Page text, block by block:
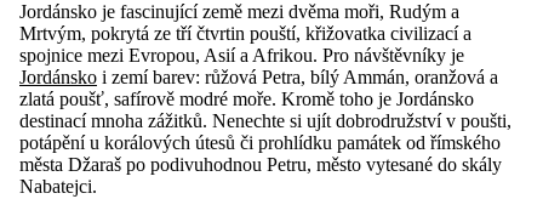
Jordánsko je fascinující země mezi dvěma moři, Rudým a
Mrtvým, pokrytá ze tří čtvrtin pouští, křižovatka civilizací a
spojnice mezi Evropou, Asií a Afrikou. Pro návštěvníky je
Jordánsko i zemí barev: růžová Petra, bílý Ammán, oranžová a
zlatá poušť, safírově modré moře. Kromě toho je Jordánsko
destinací mnoha zážitků. Nenechte si ujít dobrodružství v poušti,
potápění u korálových útesů či prohlídku památek od římského
města Džaraš po podivuhodnou Petru, město vytesané do skály
Nabatejci.